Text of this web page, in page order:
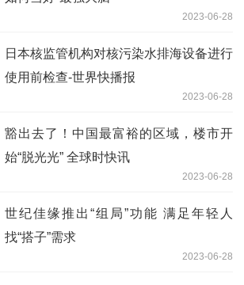
2023-06-28
日本核监管机构对核污染水排海设备进行
使用前检查-世界快播报
2023-06-28
豁出去了！中国最富裕的区域，楼市开
始“脱光光” 全球时快讯
2023-06-28
世纪佳缘推出“组局”功能 满足年轻人
找“搭子”需求
2023-06-28